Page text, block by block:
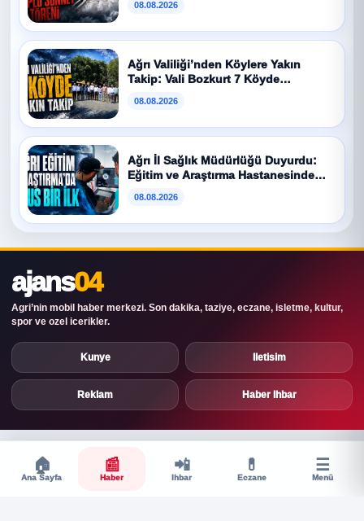
08.08.2026
Ağrı Valiliği’nden Köylere Yakın
Takip: Vali Bozkurt 7 Köyde
08.08.2026
Ağrı İl Sağlık Müdürlüğü Duyurdu:
Eğitim ve Araştırma Hastanesinde
08.08.2026
ajans04
Agri’nin mobil haber merkezi. Son dakika, taziye, eczane, isletme, kultur,
spor ve ozel icerikler.
Kunye Iletisim
Reklam Haber Ihbar
🏠
Ana Sayfa
📰
Haber
📲
Ihbar
💊
Eczane
☰
Menü